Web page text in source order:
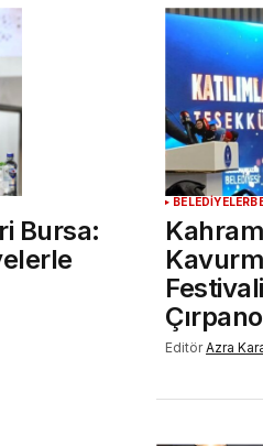
Bursa:
BELEDİYELER
Editör Azra